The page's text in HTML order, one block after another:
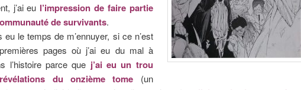
j’ai eu l’impression de faire partie
de survivants.
eu le temps de m’ennuyer, si ce n’est
pages où j’ai eu du mal à
l’histoire parce que j’ai eu un trou
du onzième tome (un